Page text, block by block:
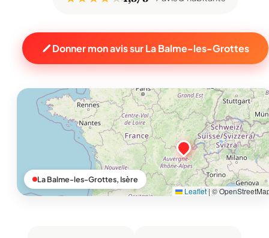
Donner mon avis sur La Balme-les-Grottes
Leaflet|©
La Balme-les-Grottes, Isère